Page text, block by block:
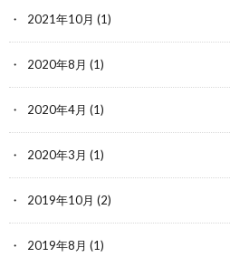
2021年10月 (1)
2020年8月 (1)
2020年4月 (1)
2020年3月 (1)
2019年10月 (2)
2019年8月 (1)